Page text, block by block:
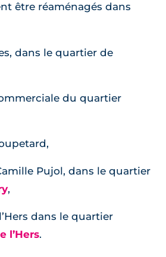
être réaménagés dans
dans le quartier de
du quartier
Pujol, dans le quartier
,
dans le quartier
l’Hers.